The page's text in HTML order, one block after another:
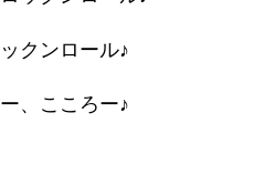
クンロール♪
、こころー♪